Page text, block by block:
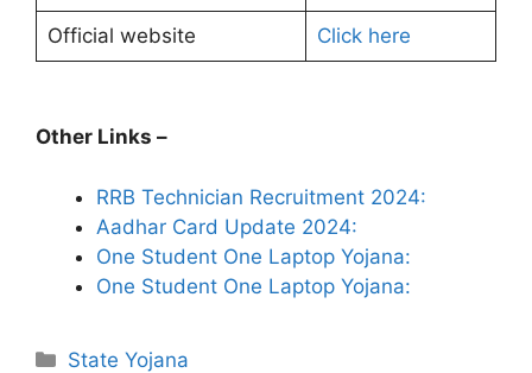
Official website Click here
Other Links –
RRB Technician Recruitment 2024:
Aadhar Card Update 2024:
One Student One Laptop Yojana:
One Student One Laptop Yojana:
Categories
State Yojana